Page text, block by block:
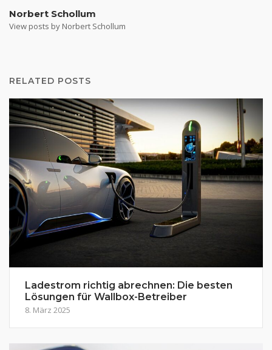
Norbert Schollum
View posts by Norbert Schollum
RELATED POSTS
Ladestrom richtig abrechnen: Die besten
Lösungen für Wallbox-Betreiber
8. März 2025